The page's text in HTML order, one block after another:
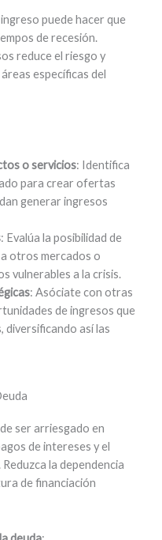
puede hacer que
de recesión.
reduce el riesgo y
específicas del
o servicios: Identifica
para crear ofertas
generar ingresos
: Evalúa la posibilidad de
otros mercados o
vulnerables a la crisis.
: Asóciate con otras
de ingresos que
diversificando así las
ser arriesgado en
de intereses y el
la dependencia
de financiación